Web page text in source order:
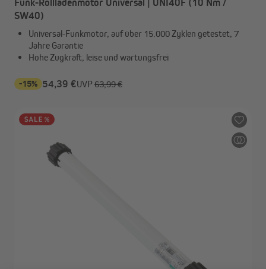
Funk-Rollladenmotor Universal | UNI40F (10 Nm /
SW40)
Universal-Funkmotor, auf über 15.000 Zyklen getestet, 7
Jahre Garantie
Hohe Zugkraft, leise und wartungsfrei
-15% 54,39 €UVP 63,99 €